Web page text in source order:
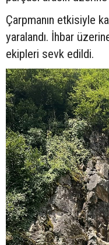
Çarpmanın etkisiyle
yaralandı. İhbar
ekipleri sevk edildi.